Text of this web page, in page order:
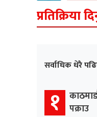
प्रतिक्रिया
सर्वाधिक धेरै
१ पक्राउ